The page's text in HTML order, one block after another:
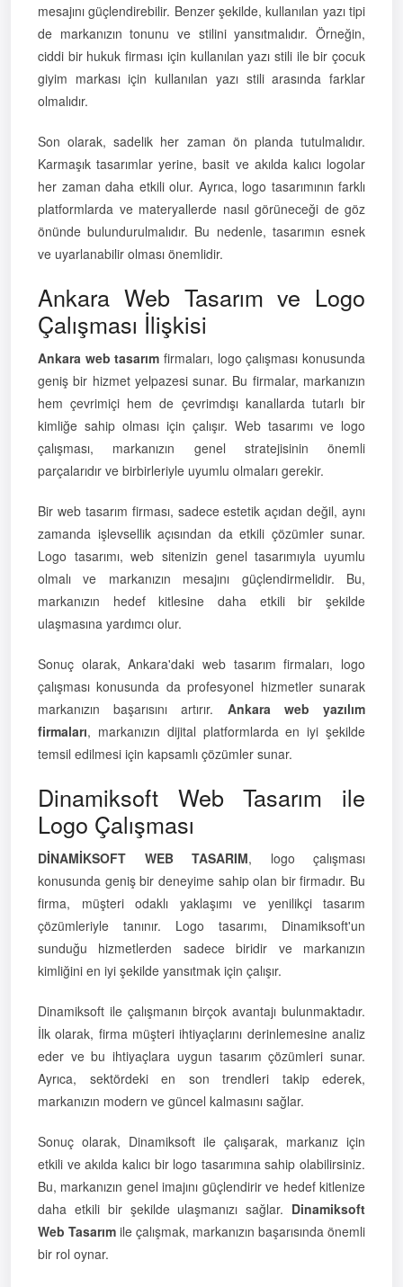
mesajını güçlendirebilir. Benzer şekilde, kullanılan yazı tipi
de markanızın tonunu ve stilini yansıtmalıdır. Örneğin,
ciddi bir hukuk firması için kullanılan yazı stili ile bir çocuk
giyim markası için kullanılan yazı stili arasında farklar
olmalıdır.
Son olarak, sadelik her zaman ön planda tutulmalıdır.
Karmaşık tasarımlar yerine, basit ve akılda kalıcı logolar
her zaman daha etkili olur. Ayrıca, logo tasarımının farklı
platformlarda ve materyallerde nasıl görüneceği de göz
önünde bulundurulmalıdır. Bu nedenle, tasarımın esnek
ve uyarlanabilir olması önemlidir.
Ankara Web Tasarım ve Logo
Çalışması İlişkisi
Ankara web tasarım firmaları, logo çalışması konusunda
geniş bir hizmet yelpazesi sunar. Bu firmalar, markanızın
hem çevrimiçi hem de çevrimdışı kanallarda tutarlı bir
kimliğe sahip olması için çalışır. Web tasarımı ve logo
çalışması, markanızın genel stratejisinin önemli
parçalarıdır ve birbirleriyle uyumlu olmaları gerekir.
Bir web tasarım firması, sadece estetik açıdan değil, aynı
zamanda işlevsellik açısından da etkili çözümler sunar.
Logo tasarımı, web sitenizin genel tasarımıyla uyumlu
olmalı ve markanızın mesajını güçlendirmelidir. Bu,
markanızın hedef kitlesine daha etkili bir şekilde
ulaşmasına yardımcı olur.
Sonuç olarak, Ankara'daki web tasarım firmaları, logo
çalışması konusunda da profesyonel hizmetler sunarak
markanızın başarısını artırır. Ankara web yazılım
firmaları, markanızın dijital platformlarda en iyi şekilde
temsil edilmesi için kapsamlı çözümler sunar.
Dinamiksoft Web Tasarım ile
Logo Çalışması
DİNAMİKSOFT WEB TASARIM, logo çalışması
konusunda geniş bir deneyime sahip olan bir firmadır. Bu
firma, müşteri odaklı yaklaşımı ve yenilikçi tasarım
çözümleriyle tanınır. Logo tasarımı, Dinamiksoft'un
sunduğu hizmetlerden sadece biridir ve markanızın
kimliğini en iyi şekilde yansıtmak için çalışır.
Dinamiksoft ile çalışmanın birçok avantajı bulunmaktadır.
İlk olarak, firma müşteri ihtiyaçlarını derinlemesine analiz
eder ve bu ihtiyaçlara uygun tasarım çözümleri sunar.
Ayrıca, sektördeki en son trendleri takip ederek,
markanızın modern ve güncel kalmasını sağlar.
Sonuç olarak, Dinamiksoft ile çalışarak, markanız için
etkili ve akılda kalıcı bir logo tasarımına sahip olabilirsiniz.
Bu, markanızın genel imajını güçlendirir ve hedef kitlenize
daha etkili bir şekilde ulaşmanızı sağlar. Dinamiksoft
Web Tasarım ile çalışmak, markanızın başarısında önemli
bir rol oynar.